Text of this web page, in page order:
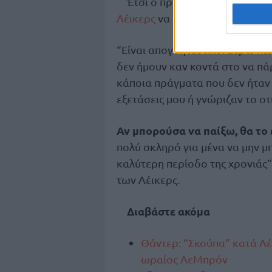
Λέικερςνα ξεπερνάνε τους
“Είναι απογοητευτικό. Ξέρω
δεν ήμουν καν κοντά στο να
κάποια πράγματα που δεν ήταν
εξετάσεις μου ή γνώριζαν το
Αν μπορούσα να παίξω, θα το
πολύ σκληρό για μένα να μην
καλύτερη περίοδο της
των Λέικερς.
Διαβάστε ακόμα
Θάντερ: “Σκούπα” κατά
ωραίος ΛεΜπρόν